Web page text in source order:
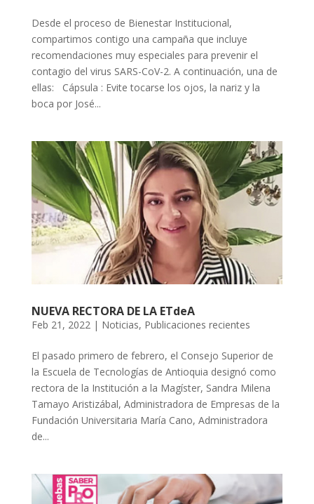
Desde el proceso de Bienestar Institucional,
compartimos contigo una campaña que incluye
recomendaciones muy especiales para prevenir el
contagio del virus SARS-CoV-2. A continuación, una de
ellas: Cápsula : Evite tocarse los ojos, la nariz y la
boca por José...
NUEVA RECTORA DE LA ETdeA
Feb 21, 2022| Noticias, Publicaciones recientes
El pasado primero de febrero, el Consejo Superior de
la Escuela de Tecnologías de Antioquia designó como
rectora de la Institución a la Magíster, Sandra Milena
Tamayo Aristizábal, Administradora de Empresas de la
Fundación Universitaria María Cano, Administradora
de...